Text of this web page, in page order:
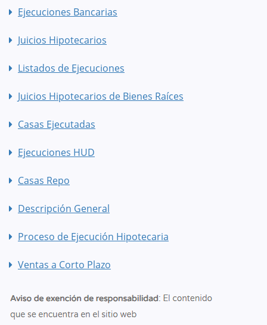
Ejecuciones Bancarias
Juicios Hipotecarios
Listados de Ejecuciones
Juicios Hipotecarios de Bienes Raíces
Casas Ejecutadas
Ejecuciones HUD
Casas Repo
Descripción General
Proceso de Ejecución Hipotecaria
Ventas a Corto Plazo